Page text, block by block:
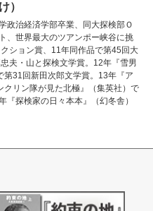
）
政治経済学部卒業、同大探検部Ｏ
、世界最大のツアンポー峡谷に挑
ション賞、11年同作品で第45回大
夫・山と探検文学賞。12年『雪男
31回新田次郎文学賞。13年『ア
リン隊が見た北極』（集英社）で
探検家の日々本本』（幻冬舎）